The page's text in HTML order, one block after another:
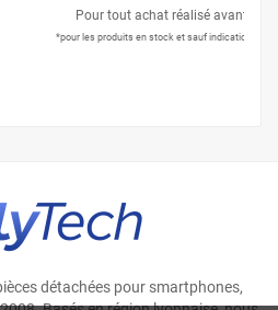
Pour tout achat réalisé avant 15h
*pour les produits en stock et sauf indication
détachées pour smartphones,